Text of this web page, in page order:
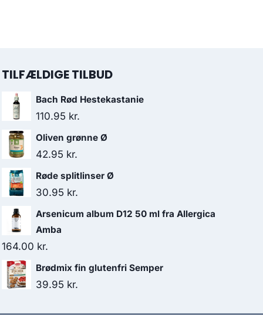
TILFÆLDIGE TILBUD
Bach Rød Hestekastanie
110.95 kr.
Oliven grønne Ø
42.95 kr.
Røde splitlinser Ø
30.95 kr.
Arsenicum album D12 50 ml fra Allergica
Amba
164.00 kr.
Brødmix fin glutenfri Semper
39.95 kr.